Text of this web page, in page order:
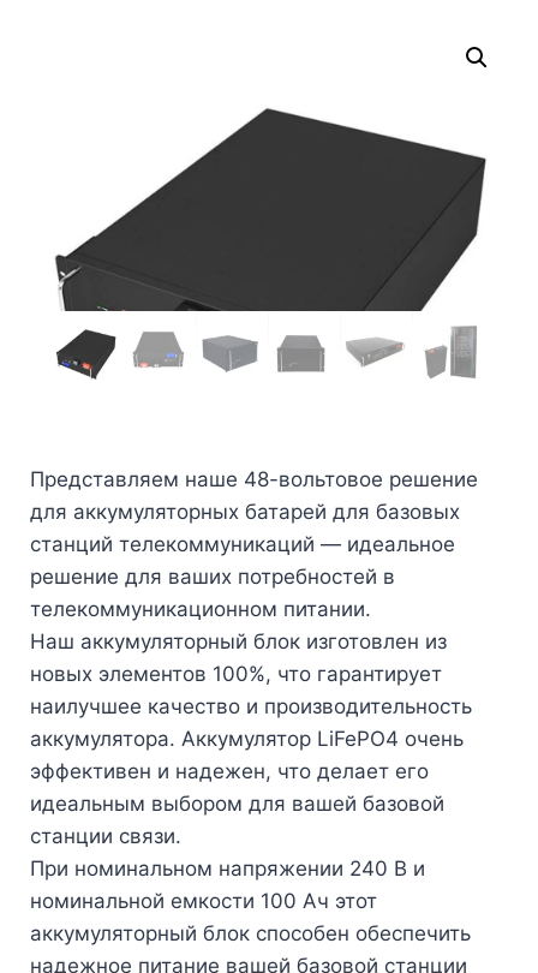
Представляем наше 48-вольтовое решение
для аккумуляторных батарей для базовых
станций телекоммуникаций — идеальное
решение для ваших потребностей в
телекоммуникационном питании.
Наш аккумуляторный блок изготовлен из
новых элементов 100%, что гарантирует
наилучшее качество и производительность
аккумулятора. Аккумулятор LiFePO4 очень
эффективен и надежен, что делает его
идеальным выбором для вашей базовой
станции связи.
При номинальном напряжении 240 В и
номинальной емкости 100 Ач этот
аккумуляторный блок способен обеспечить
надежное питание вашей базовой станции